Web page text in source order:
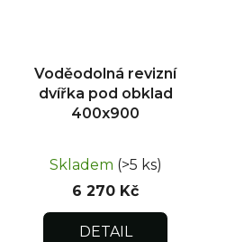
Voděodolná revizní
dvířka pod obklad
400x900
Skladem (>5 ks)
6 270 Kč
DETAIL